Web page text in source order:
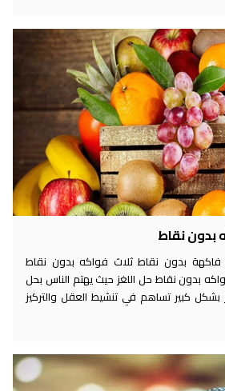
بدون نقاط
بدون نقاط ثلاث فواكه بدون نقاط
بدون نقاط حل اللغز حيث يهتم الناس بحل
بشكل كبير تساهم في تنشيط العقل والتركيز